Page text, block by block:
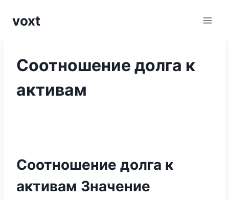
voxt
Соотношение долга к
активам
Соотношение долга к
активам Значение